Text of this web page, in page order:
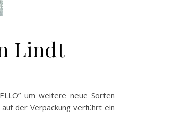
Lindt
um weitere neue Sorten
der Verpackung verführt ein